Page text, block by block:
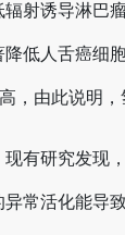
射诱导淋
低人舌癌
由此说明，
有研究发现
常活化能导